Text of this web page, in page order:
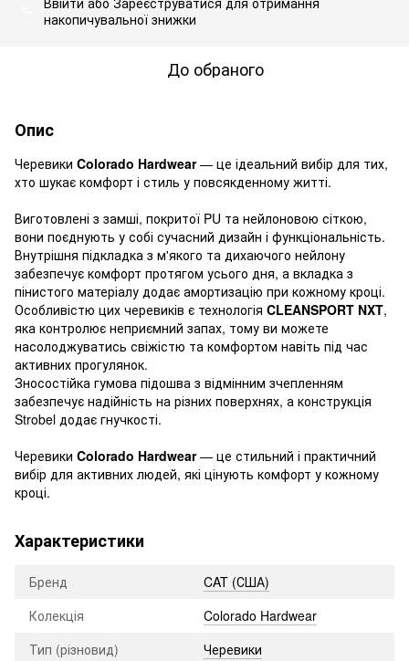
накопичувальної знижки
До обраного
Опис
Черевики Colorado Hardwear— це ідеальний вибір для тих,
хто шукає комфорт і стиль у повсякденному житті.
Виготовлені з замші, покритої PU та нейлоновою сіткою,
вони поєднують у собі сучасний дизайн і функціональність.
Внутрішня підкладка з м'якого та дихаючого нейлону
забезпечує комфорт протягом усього дня, а вкладка з
пінистого матеріалу додає амортизацію при кожному кроці.
Особливістю цих черевиків є технологія CLEANSPORT NXT,
яка контролює неприємний запах, тому ви можете
насолоджуватись свіжістю та комфортом навіть під час
активних прогулянок.
Зносостійка гумова підошва з відмінним зчепленням
забезпечує надійність на різних поверхнях, а конструкція
Strobel додає гнучкості.
Черевики Colorado Hardwear— це стильний і практичний
вибір для активних людей, які цінують комфорт у кожному
кроці.
Характеристики
Бренд
CAT (США)
Колекція
Colorado Hardwear
Тип (різновид)
Черевики